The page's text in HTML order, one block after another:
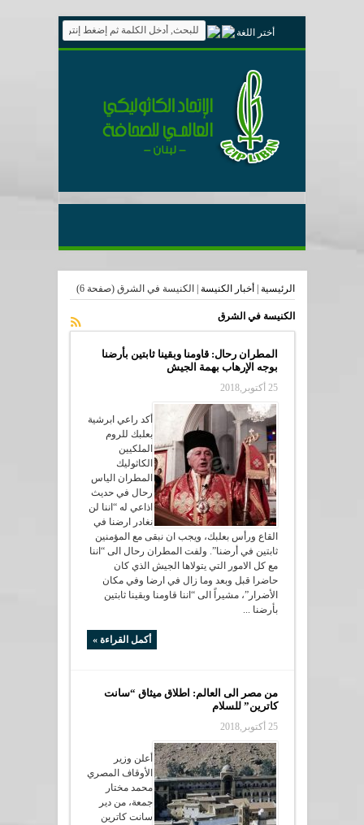
أختر اللغة
الرئيسية أخبار الكنيسة الكنيسة في الشرق (صفحة 6)
الكنيسة في الشرق
المطران رحال: قاومنا وبقينا ثابتين بأرضنا
بوجه الإرهاب بهمة الجيش
25 أكتوبر,2018
أكد راعي ابرشية
​بعلبك​ للروم
الملكيين
الكاثوليك ​
المطران الياس
رحال​ في حديث
اذاعي له “اننا لن
نغادر ارضنا في ​
القاع​ و​رأس بعلبك​، ويجب ان نبقى مع المؤمنين
ثابتين في أرضنا”. ولفت المطران رحال الى “اننا
مع كل الامور التي يتولاها الجيش الذي كان
حاضرا قبل وبعد وما زال في ارضا وفي مكان
الأضرار”، مشيراً الى “اننا قاومنا وبقينا ثابتين
بأرضنا ...
أكمل القراءة »
من مصر الى العالم: اطلاق ميثاق “سانت
كاترين” للسلام
25 أكتوبر,2018
أعلن وزير
الأوقاف المصري
محمد مختار
جمعة، من ​دير
سانت كاترين ​